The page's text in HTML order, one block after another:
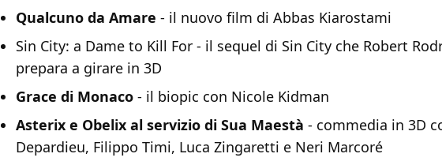
Qualcuno da Amare - il nuovo film di Abbas Kiarostami
Sin City: a Dame to Kill For - il sequel di Sin City che Robert
prepara a girare in 3D
Grace di Monaco - il biopic con Nicole Kidman
Asterix e Obelix al servizio di Sua Maestà - commedia in 3D
Depardieu, Filippo Timi, Luca Zingaretti e Neri Marcoré